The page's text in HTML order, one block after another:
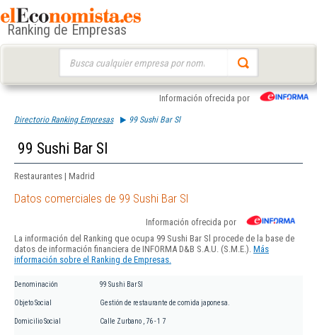
Ranking de Empresas
Información ofrecida por
Directorio Ranking Empresas 99 Sushi Bar Sl
99 Sushi Bar Sl
Restaurantes | Madrid
Datos comerciales de 99 Sushi Bar Sl
Información ofrecida por
La información del Ranking que ocupa 99 Sushi Bar Sl procede de la base de
datos de información financiera de INFORMA D&B S.A.U. (S.M.E.). Más
información sobre el Ranking de Empresas.
Denominación 99 Sushi Bar Sl
Objeto Social Gestión de restaurante de comida japonesa.
Domicilio Social Calle Zurbano , 76 - 1 7